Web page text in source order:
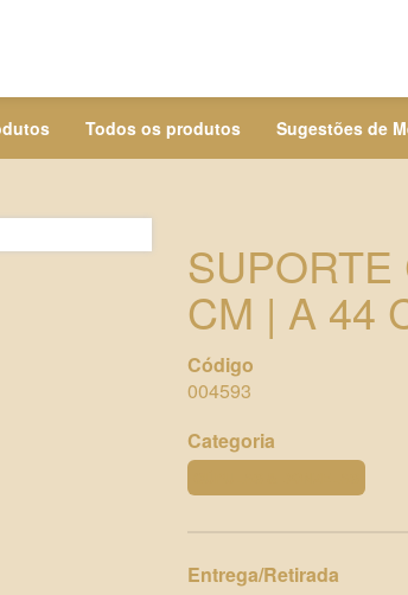
Todos os produtos Sugestões de
CM | A 44
Código
004593
Categoria
Entrega/Retirada